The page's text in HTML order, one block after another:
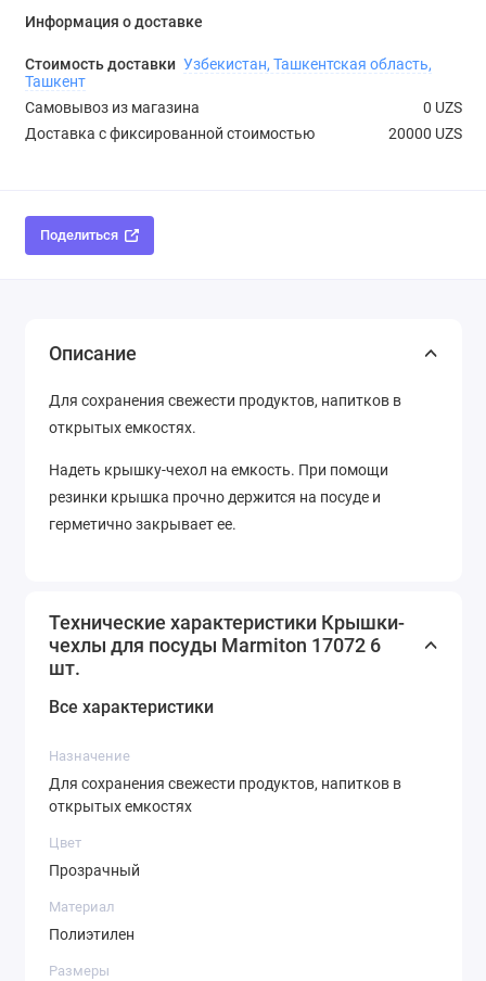
Информация о доставке
Стоимость доставки Узбекистан, Ташкентская область,
Ташкент
Самовывоз из магазина
0 UZS
Доставка с фиксированной стоимостью
20000 UZS
Поделиться
Описание
Для сохранения свежести продуктов, напитков в
открытых емкостях.
Надеть крышку-чехол на емкость. При помощи
резинки крышка прочно держится на посуде и
герметично закрывает ее.
Технические характеристики Крышки-
чехлы для посуды Marmiton 17072 6
шт.
Все характеристики
Назначение
Для сохранения свежести продуктов, напитков в
открытых емкостях
Цвет
Прозрачный
Материал
Полиэтилен
Размеры